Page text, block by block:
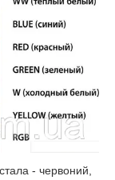
- червоний,